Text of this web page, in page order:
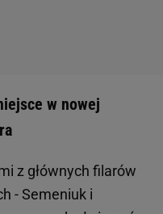
w nowej
z głównych filarów
- Semeniuk i